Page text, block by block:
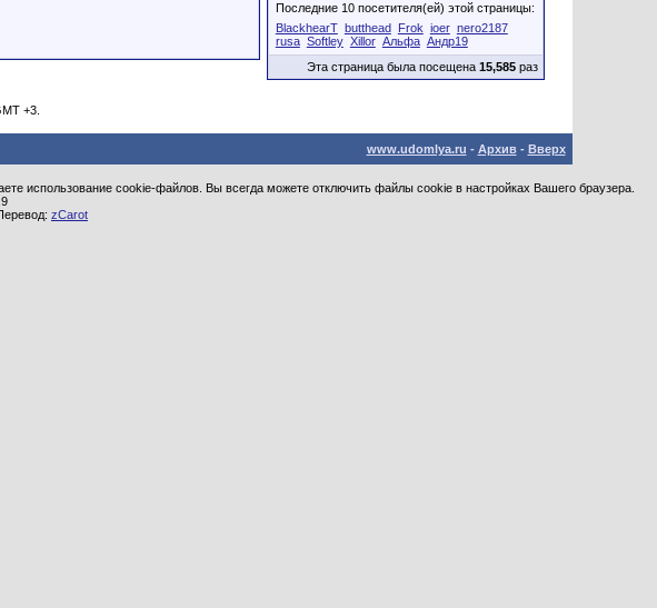
Последние 10 посетителя(ей) этой страницы:
BlackhearT butthead Frok ioer nero2187
rusa Softley Xillor Альфа Андр19
Эта страница была посещена 15,585раз
+3.
www.udomlya.ru - Архив- Вверх
использование cookie-файлов. Вы всегда можете отключить файлы cookie в настройках Вашего браузера.
zCarot